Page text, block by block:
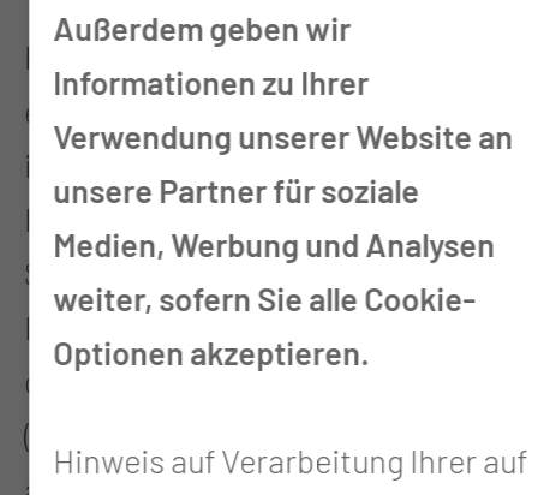
Professor Joachim Sykosch
erstmals ein Herzschrittmacher
implantiert. Heute werden
Herzschrittmacher unterhalb des
Schlüsselbeins implantiert. Die
Elektroden werden direkt über
große Blutgefäße im Brustraum
(Venen) ins Herz vorgeschoben und
Außerdem geben wir
Informationen zu Ihrer
Verwendung unserer Website an
unsere Partner für soziale
Medien, Werbung und Analysen
weiter, sofern Sie alle Cookie-
Optionen akzeptieren.
Hinweis auf Verarbeitung Ihrer auf